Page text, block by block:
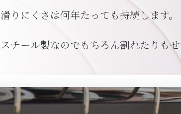
滑りにくさは何年たっても持続します。
スチール製なのでもちろん割れたりも